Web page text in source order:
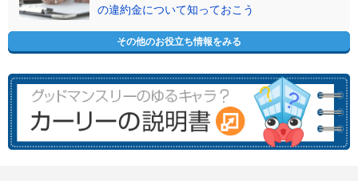
の違約金について知っておこう
その他のお役立ち情報をみる